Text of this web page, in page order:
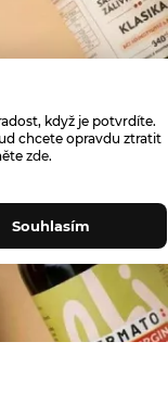
když je potvrdíte.
chcete opravdu ztratit
zde.
Souhlasím